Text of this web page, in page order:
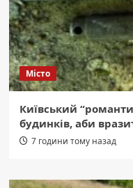
Місто
Київський
будинків, аби
7 години тому назад